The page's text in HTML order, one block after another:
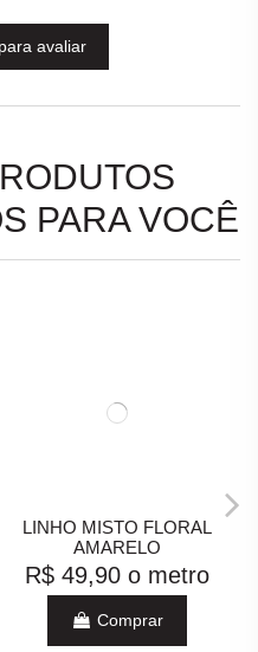
avaliar
PARA VOCÊ
LINHO MISTO FLORAL
AMARELO
R$ 49,90 o metro
Comprar